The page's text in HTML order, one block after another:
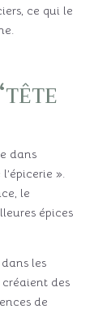
ce qui le
dans
».
le
épices
les
créaient des
de